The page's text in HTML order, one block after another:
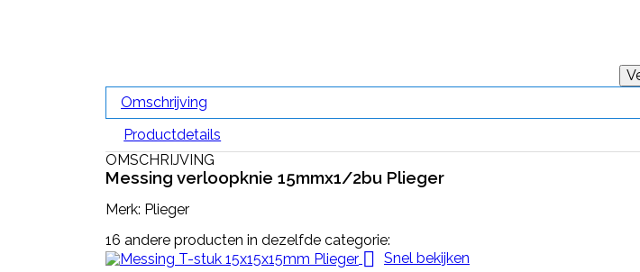
Omschrijving
Productdetails
OMSCHRIJVING
Messing verloopknie 15mmx1/2bu Plieger
Merk: Plieger
16 andere producten in dezelfde categorie:
 Snel bekijken